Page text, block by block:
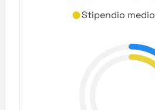
Stipendio